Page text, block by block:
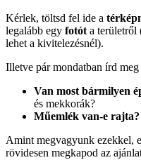
Kérlek, töltsd fel ide a
legalább egy fotót a területről
lehet a kivitelezésnél).
Illetve pár mondatban írd
Van most bármilyen
és mekkorák?
Műemlék van-e rajta?
Amint megvagyunk ezekkel,
rövidesen megkapod az